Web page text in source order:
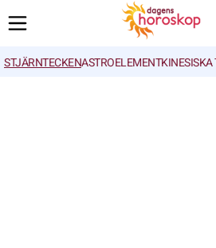
STJÄRNTECKENASTROELEMENTKINESISKA